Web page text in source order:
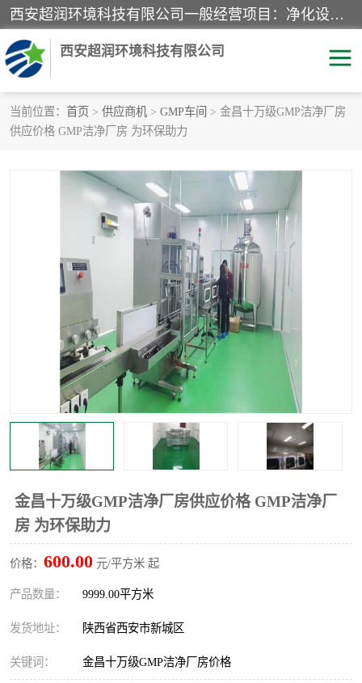
西安超润环境科技有限公司一般经营项目：净化设备、厨房设备、五金机电设备、不锈钢制品、彩钢夹心板、水处理设备的研发、销售；空气净化设备、办公设备、通风设备、建筑材料、金属材料的销售；净化工程、钢结构工程、机电设备工程的设计与施工及技术咨询服务；货物及技术的进出口的业务经营。
西安超润环境科技有限公司
当前位置： 首页 > 供应商机 > GMP车间 > 金昌十万级GMP洁净厂房
供应价格 GMP洁净厂房 为环保助力
金昌十万级GMP洁净厂房供应价格 GMP洁净厂
房 为环保助力
价格： 600.00 元/平方米 起
产品数量： 9999.00平方米
发货地址： 陕西省西安市新城区
关键词： 金昌十万级GMP洁净厂房价格
洁净手术室
粉尘废气净化 洁净室工程
净化车间工程 GMP车间